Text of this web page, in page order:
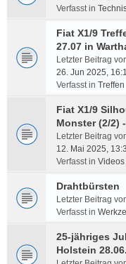
Verfasst in
Fiat X1/9
27.07 in
Letzter Beitrag
26. Jun 2025,
Verfasst in Treffen
Fiat X1/9
Monster (2/2)
Letzter Beitrag
12. Mai 2025,
Verfasst in
Drahtbürsten
Letzter Beitrag
Verfasst in
25-jähriges
Holstein